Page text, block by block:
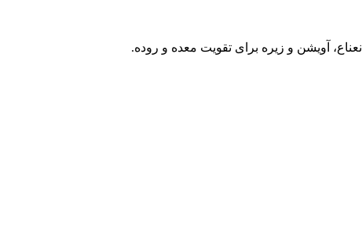
آویشن و زیره برای تقویت معده و روده.